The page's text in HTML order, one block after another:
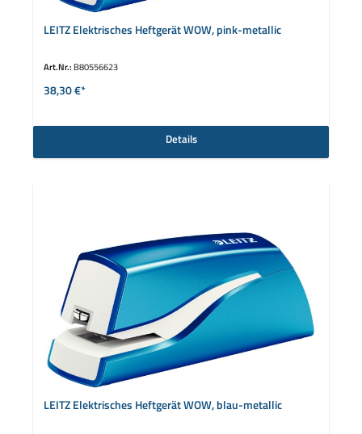
LEITZ Elektrisches Heftgerät WOW, pink-metallic
Art.Nr.: B80556623
38,30 €*
Details
LEITZ Elektrisches Heftgerät WOW, blau-metallic